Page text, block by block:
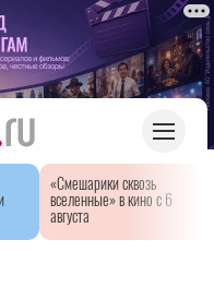
«Смешарики сквозь
вселенные» в кино с 6
августа